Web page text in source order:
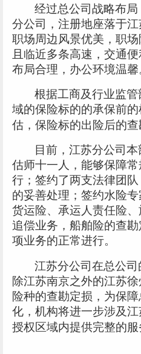
经过总公司战略布局
分公司，注册地座落于江
职场周边风景优美，职
且临近多条高速，交通
布局合理，办公环境温馨
根据工商及行业监
域的保险标的的承保前
估，保险标的出险后的查
目前，江苏分公司
估师十一人，能够保障
行；签约了两支法律团
的妥善处理；签约水险
货运险、承运人责任险
追偿业务，船舶险的查
项业务的正常进行。
江苏分公司在总公
除江苏南京之外的江苏
险种的查勘定损，为保
化，机构将进一步涉及
授权区域内提供完整的